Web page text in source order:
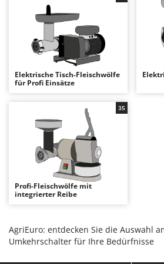
Astscheren
Atemschutzgeräte
Aufroller für Olivennetze
Aufschnittmaschinen
Auslegemulcher für Traktoren
Balkenmäher
Bandsägen
Batterieladegeräte -
Baum- und Astscheren -
Baumscheren - pneumatisch
Bindezangen - elektrisch
Ambrogio Robot
Annovi Reverberi
ANTHBOT
Archman
Arco
Ariete
Artus
Ausonia
B
Baesso
Elektrische Tisch-Fleischwölfe
für Profi Einsätze
Profi-Fleischwölfe mit
integrierter Reibe
35
AgriEuro: entdecken Sie die Auswahl
Umkehrschalter für Ihre Bedürfnisse